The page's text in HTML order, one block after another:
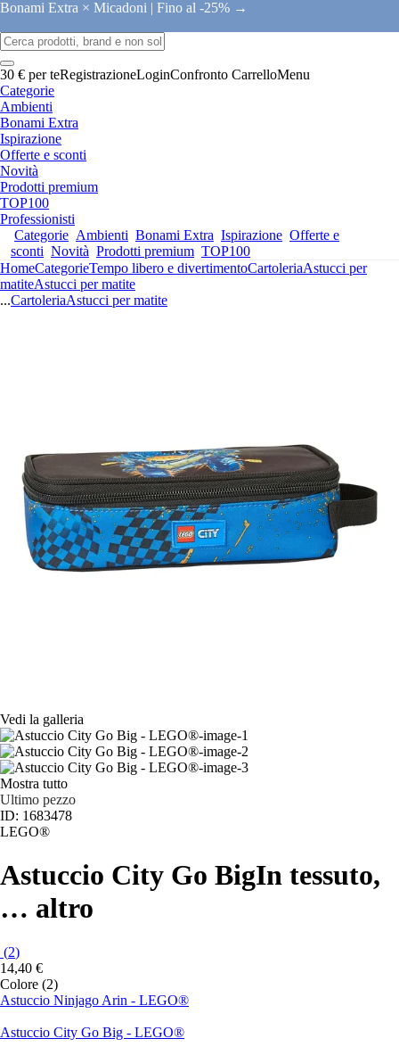
Bonami Extra × Micadoni | Fino al -25% →
30 € per teRegistrazioneLoginConfronto CarrelloMenu
Categorie
Ambienti
Bonami Extra
Ispirazione
Offerte e sconti
Novità
Prodotti premium
TOP100
Professionisti
Categorie Ambienti Bonami Extra Ispirazione Offerte e
sconti Novità Prodotti premium TOP100
HomeCategorieTempo libero e divertimentoCartoleriaAstucci per
matiteAstucci per matite
...CartoleriaAstucci per matite
Vedi la galleria
Mostra tutto
Ultimo pezzo
ID: 1683478
LEGO®
Astuccio City Go BigIn tessuto,
… altro
(2)
14,40 €
Colore (2)
Astuccio Ninjago Arin - LEGO®
Astuccio City Go Big - LEGO®